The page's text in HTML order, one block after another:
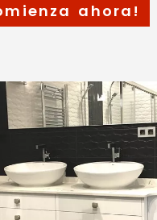
ahora!